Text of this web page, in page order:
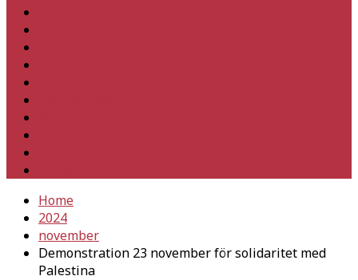
Home
2024
november
Demonstration 23 november för solidaritet med
Palestina